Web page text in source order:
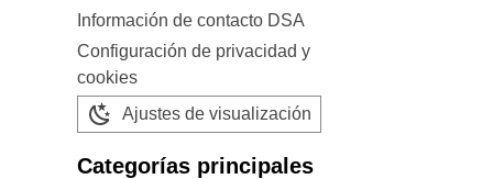
Información de contacto DSA
Configuración de privacidad y
cookies
Ajustes de visualización
Categorías principales